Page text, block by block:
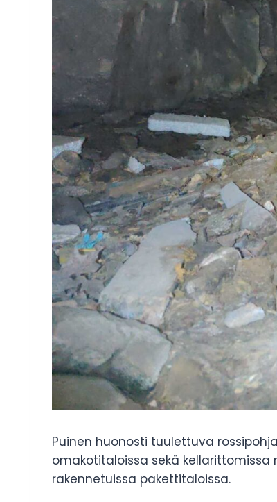
Puinen huonosti tuulettuva
omakotitaloissa sekä
rakennetuissa pakettitaloissa.